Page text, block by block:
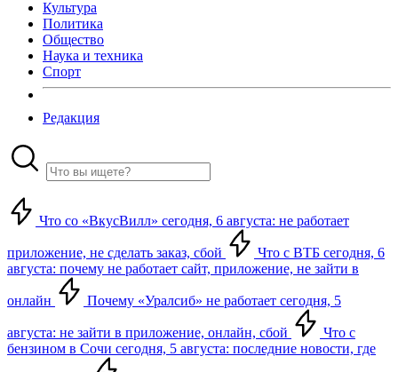
Культура
Политика
Общество
Наука и техника
Спорт
Редакция
Что со «ВкусВилл» сегодня, 6 августа: не работает
приложение, не сделать заказ, сбой
Что с ВТБ сегодня, 6
августа: почему не работает сайт, приложение, не зайти в
онлайн Почему «Уралсиб» не работает сегодня, 5
августа: не зайти в приложение, онлайн, сбой
Что с
бензином в Сочи сегодня, 5 августа: последние новости, где